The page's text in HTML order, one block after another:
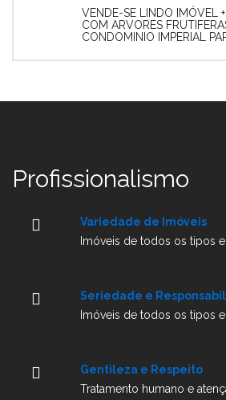
VENDE-SE LINDO IMÓVEL
COM ARVORES
CONDOMINIO IMPERIAL
Profissionalismo
Variedade de Imóveis
Imóveis de todos os tipos
Seriedade e
Imóveis de todos os tipos
Gentileza e Respeito
Tratamento humano e